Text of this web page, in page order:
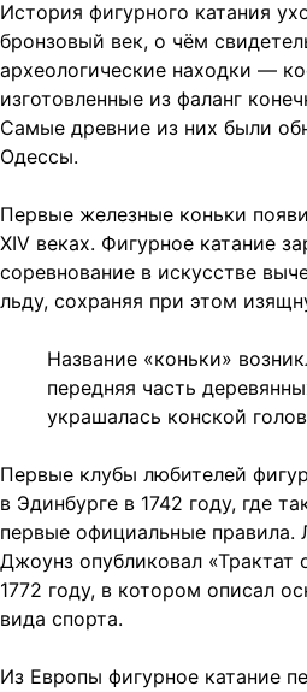
История фигурного катания
бронзовый век, о чём
археологические находки —
изготовленные из фаланг
Самые древние из них были
Одессы.
Первые железные коньки
XIV веках. Фигурное катание
соревнование в искусстве
льду, сохраняя при этом
Название «коньки»
передняя часть
украшалась конской
Первые клубы любителей
в Эдинбурге в 1742 году, где
первые официальные правила.
Джоунз опубликовал «Трактат
1772 году, в котором описал
вида спорта.
Из Европы фигурное катание